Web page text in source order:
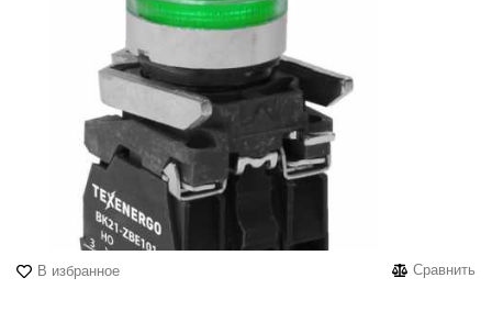
В избранное Сравнить